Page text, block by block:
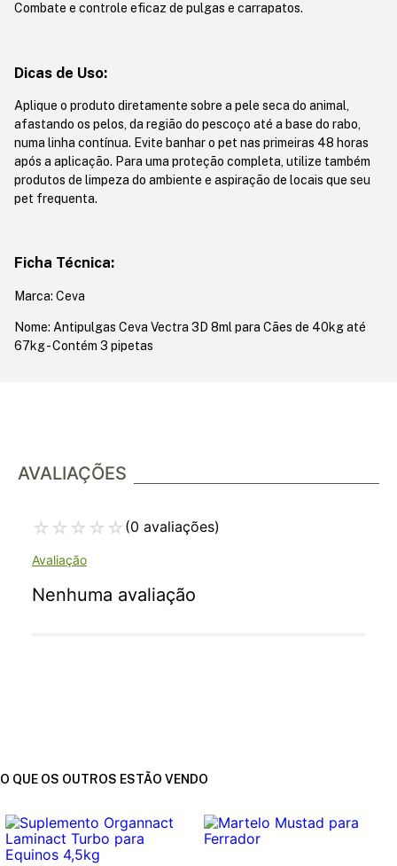
Combate e controle eficaz de pulgas e carrapatos.
Dicas de Uso:
Aplique o produto diretamente sobre a pele seca do animal,
afastando os pelos, da região do pescoço até a base do rabo,
numa linha contínua. Evite banhar o pet nas primeiras 48 horas
após a aplicação. Para uma proteção completa, utilize também
produtos de limpeza do ambiente e aspiração de locais que seu
pet frequenta.
Ficha Técnica:
Marca: Ceva
Nome: Antipulgas Ceva Vectra 3D 8ml para Cães de 40kg até
67kg - Contém 3 pipetas
AVALIAÇÕES
☆ ☆ ☆ ☆ ☆ (0 avaliações)
Nenhuma avaliação
O QUE OS OUTROS ESTÃO VENDO